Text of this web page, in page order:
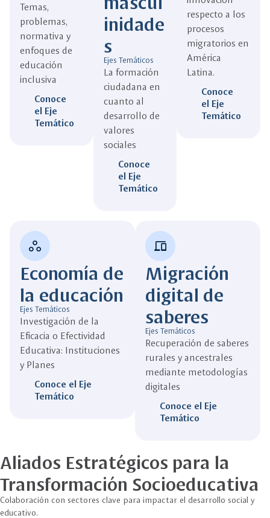
Temas,
problemas,
normativa y
enfoques de
educación
inclusiva
Conoce
el Eje
Temático
inidade
s
Ejes Temáticos
La formación
ciudadana en
cuanto al
desarrollo de
valores
sociales
Conoce
el Eje
Temático
respecto a los
procesos
migratorios en
América
Latina.
Conoce
el Eje
Temático
workspaces
Economía de
la educación
Ejes Temáticos
Investigación de la
Eficacia o Efectividad
Educativa: Instituciones
y Planes
Conoce el Eje
Temático
devices
Migración
digital de
saberes
Ejes Temáticos
Recuperación de saberes
rurales y ancestrales
mediante metodologías
digitales
Conoce el Eje
Temático
Aliados Estratégicos para la
Transformación Socioeducativa
Colaboración con sectores clave para impactar el desarrollo social y
educativo.